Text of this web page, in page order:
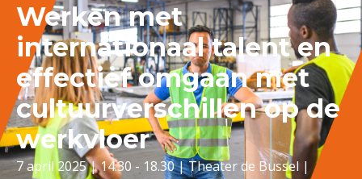
Werken met
internationaal talent en
effectief omgaan met
cultuurverschillen op de
werkvloer
7 april 2025 | 14.30 - 18.30 | Theater de Bussel |